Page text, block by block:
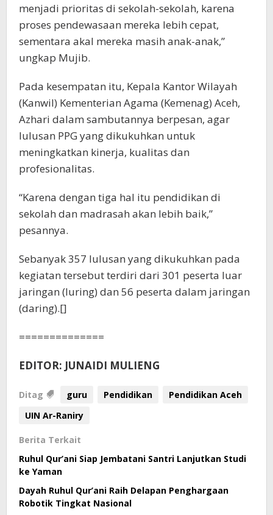
menjadi prioritas di sekolah-sekolah, karena
proses pendewasaan mereka lebih cepat,
sementara akal mereka masih anak-anak,”
ungkap Mujib.
Pada kesempatan itu, Kepala Kantor Wilayah
(Kanwil) Kementerian Agama (Kemenag) Aceh,
Azhari dalam sambutannya berpesan, agar
lulusan PPG yang dikukuhkan untuk
meningkatkan kinerja, kualitas dan
profesionalitas.
“Karena dengan tiga hal itu pendidikan di
sekolah dan madrasah akan lebih baik,”
pesannya.
Sebanyak 357 lulusan yang dikukuhkan pada
kegiatan tersebut terdiri dari 301 peserta luar
jaringan (luring) dan 56 peserta dalam jaringan
(daring).[]
==============
EDITOR: JUNAIDI MULIENG
Ditag guru Pendidikan
Pendidikan Aceh
UIN Ar-Raniry
Berita Terkait
Ruhul Qur’ani Siap Jembatani Santri Lanjutkan Studi
ke Yaman
Dayah Ruhul Qur’ani Raih Delapan Penghargaan
Robotik Tingkat Nasional